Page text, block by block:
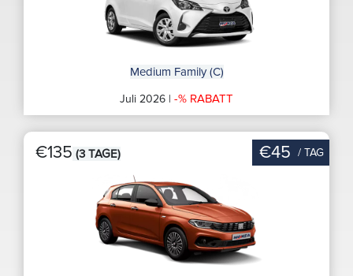
Medium Family (C)
Juli 2026 | -% RABATT
€135 (3 TAGE) €45 / TAG